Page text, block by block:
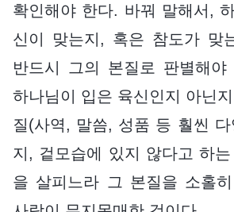
확인해야 한다. 바꿔 말해서,
신이 맞는지, 혹은 참도가 맞
반드시 그의 본질로 판별해야
하나님이 입은 육신인지 아닌
질(사역, 말씀, 성품 등 훨씬
지, 겉모습에 있지 않다고 하
을 살피느라 그 본질을 소홀